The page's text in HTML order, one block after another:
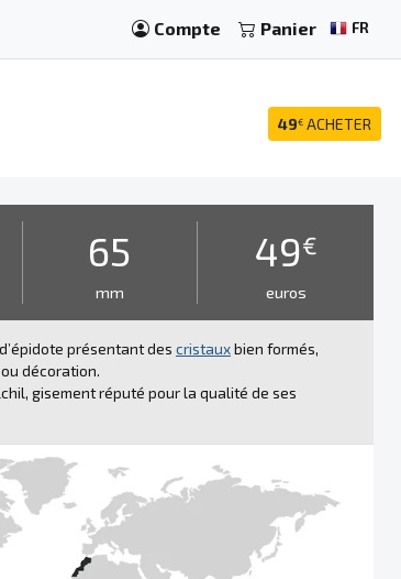
Compte Panier FR
49€ ACHETER
65
mm
49€
euros
présentant des cristauxbien formés,
décoration.
gisement réputé pour la qualité de ses